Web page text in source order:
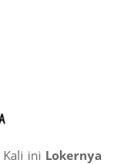
Kali ini Lokernya